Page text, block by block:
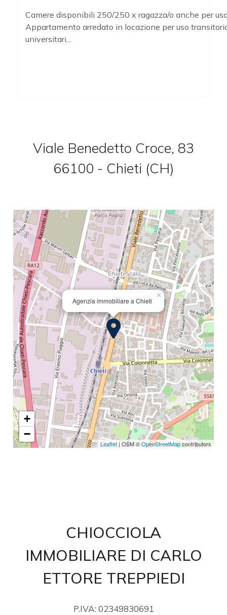
Camere disponibili 250/250 x ragazza/o anche per
Appartamento arredato in locazione per uso
universitari...
Viale Benedetto Croce, 83
66100 - Chieti (CH)
Agenzia immobiliare a Chieti
×
+
−
Leaflet| OSM ©OpenStreetMapcontributors
CHIOCCIOLA
IMMOBILIARE DI CARLO
ETTORE TREPPIEDI
P.IVA: 02349830691
Ascensore